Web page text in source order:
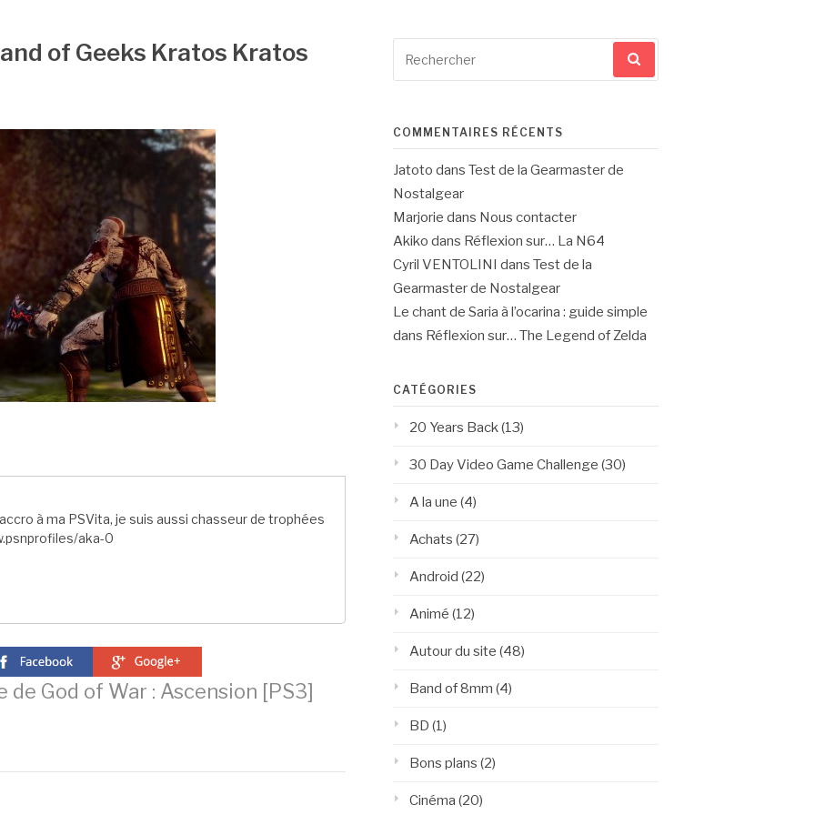
of Geeks Kratos Kratos
à ma PSVita, je suis aussi chasseur de trophées
aka-0
God of War : Ascension [PS3]
pour
COMMENTAIRES RÉCENTS
Jatoto dans Test de la Gearmaster de
Nostalgear
Marjorie dans Nous contacter
Akiko dans Réflexion sur… La N64
Cyril VENTOLINI dans Test de la
Gearmaster de Nostalgear
Le chant de Saria à l’ocarina : guide simple
dans Réflexion sur… The Legend of Zelda
CATÉGORIES
20 Years Back (13)
30 Day Video Game Challenge (30)
A la une (4)
Achats (27)
Android (22)
Animé (12)
Autour du site (48)
Band of 8mm (4)
BD (1)
Bons plans (2)
Cinéma (20)